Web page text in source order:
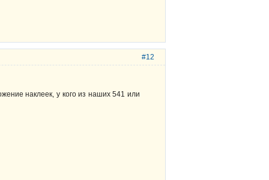
#12
наклеек, у кого из наших 541 или